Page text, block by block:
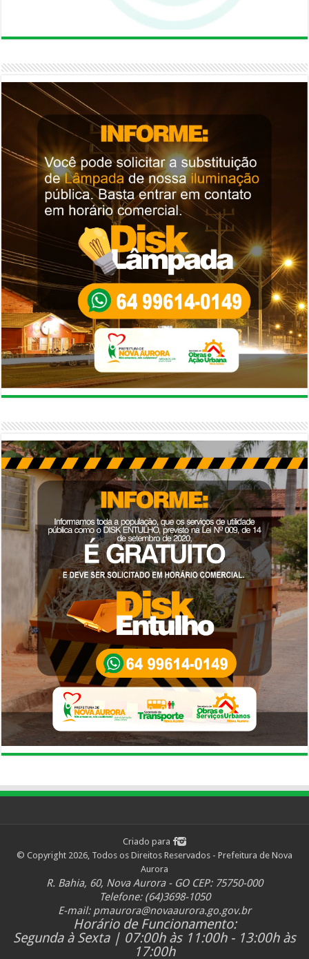
Criado para
© Copyright 2026, Todos os Direitos Reservados - Prefeitura de Nova
Aurora
R. Bahia, 60, Nova Aurora - GO CEP: 75750-000
Telefone: (64)3698-1050
E-mail: pmaurora@novaaurora.go.gov.br
Horário de Funcionamento:
Segunda à Sexta | 07:00h às 11:00h - 13:00h às
17:00h